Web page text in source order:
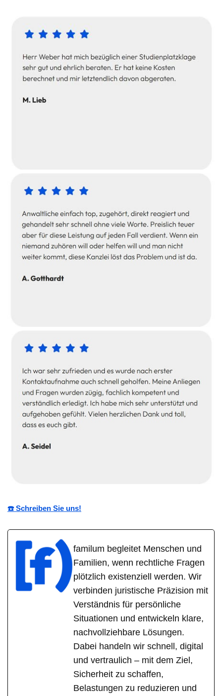
☎️ Schreiben Sie uns!
familum begleitet Menschen und
Familien, wenn rechtliche Fragen
plötzlich existenziell werden. Wir
verbinden juristische Präzision mit
Verständnis für persönliche
Situationen und entwickeln klare,
nachvollziehbare Lösungen.
Dabei handeln wir schnell, digital
und vertraulich – mit dem Ziel,
Sicherheit zu schaffen,
Belastungen zu reduzieren und